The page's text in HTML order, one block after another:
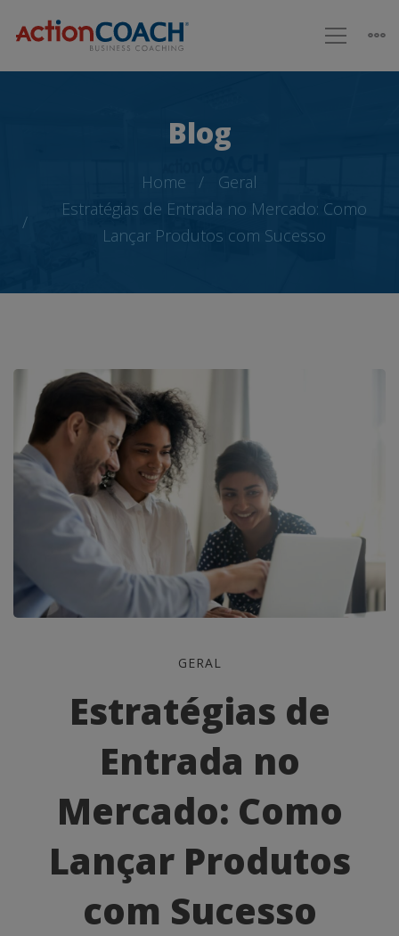
Blog
Home
Geral
Estratégias de Entrada no Mercado: Como
Lançar Produtos com Sucesso
Entrada
Mercado:
Como
Lançar
Produtos
GERAL
Estratégias de
Entrada no
Mercado: Como
Lançar Produtos
com Sucesso